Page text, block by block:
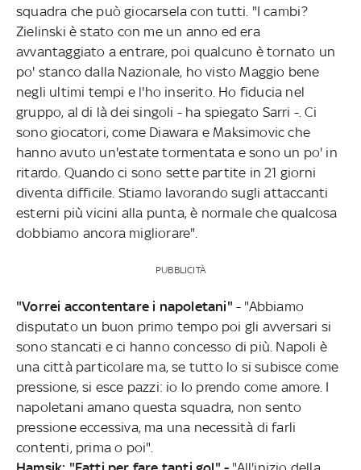
squadra che può giocarsela con tutti. "I cambi?
Zielinski è stato con me un anno ed era
avvantaggiato a entrare, poi qualcuno è tornato un
po' stanco dalla Nazionale, ho visto Maggio bene
negli ultimi tempi e l'ho inserito. Ho fiducia nel
gruppo, al di là dei singoli - ha spiegato Sarri -. Ci
sono giocatori, come Diawara e Maksimovic che
hanno avuto un'estate tormentata e sono un po' in
ritardo. Quando ci sono sette partite in 21 giorni
diventa difficile. Stiamo lavorando sugli attaccanti
esterni più vicini alla punta, è normale che qualcosa
dobbiamo ancora migliorare".
PUBBLICITÀ
"Vorrei accontentare i napoletani" - "Abbiamo
disputato un buon primo tempo poi gli avversari si
sono stancati e ci hanno concesso di più. Napoli è
una città particolare ma, se tutto lo si subisce come
pressione, si esce pazzi: io lo prendo come amore. I
napoletani amano questa squadra, non sento
pressione eccessiva, ma una necessità di farli
contenti, prima o poi".